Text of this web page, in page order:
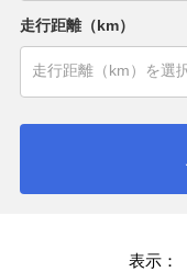
走行距離（km）
表示：